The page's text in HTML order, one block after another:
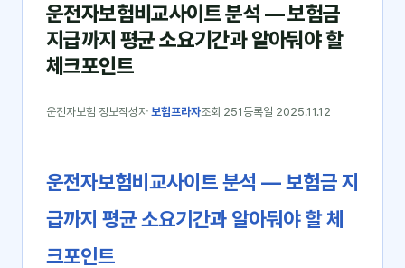
운전자보험비교사이트 분석 — 보험금
지급까지 평균 소요기간과 알아둬야 할
체크포인트
운전자보험 정보작성자 보험프라자조회 251 등록일 2025.11.12
운전자보험비교사이트 분석 ― 보험금 지
급까지 평균 소요기간과 알아둬야 할 체
크포인트